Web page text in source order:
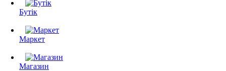
Бутік
Маркет
Магазин